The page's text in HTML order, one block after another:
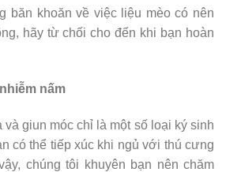
băn khoăn về việc liệu mèo có nên
hãy từ chối cho đến khi bạn hoàn
nấm
và giun móc chỉ là một số loại ký sinh
có thể tiếp xúc khi ngủ với thú cưng
chúng tôi khuyên bạn nên chăm